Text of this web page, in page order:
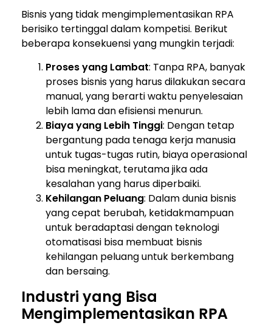
Bisnis yang tidak mengimplementasikan RPA
berisiko tertinggal dalam kompetisi. Berikut
beberapa konsekuensi yang mungkin terjadi:
Proses yang Lambat: Tanpa RPA, banyak
proses bisnis yang harus dilakukan secara
manual, yang berarti waktu penyelesaian
lebih lama dan efisiensi menurun.
Biaya yang Lebih Tinggi: Dengan tetap
bergantung pada tenaga kerja manusia
untuk tugas-tugas rutin, biaya operasional
bisa meningkat, terutama jika ada
kesalahan yang harus diperbaiki.
Kehilangan Peluang: Dalam dunia bisnis
yang cepat berubah, ketidakmampuan
untuk beradaptasi dengan teknologi
otomatisasi bisa membuat bisnis
kehilangan peluang untuk berkembang
dan bersaing.
Industri yang Bisa
Mengimplementasikan RPA